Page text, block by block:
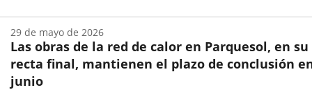
la
noticia
Las obras de la red de calor en Parquesol, en su
recta final, mantienen el plazo de conclusión
junio
29 de mayo de 2026